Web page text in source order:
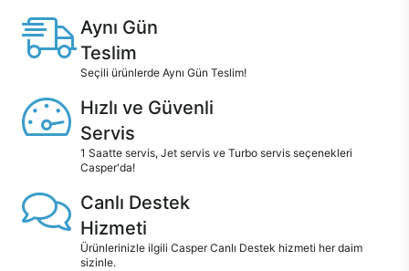
Aynı Gün
Teslim
Seçili ürünlerde Aynı Gün Teslim!
Hızlı ve Güvenli
Servis
1 Saatte servis, Jet servis ve Turbo servis seçenekleri
Casper'da!
Canlı Destek
Hizmeti
Ürünlerinizle ilgili Casper Canlı Destek hizmeti her daim
sizinle.